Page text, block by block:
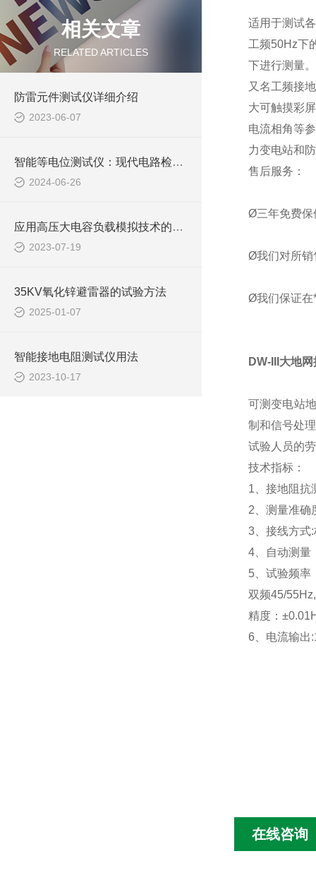
相关文章
RELATED ARTICLES
防雷元件测试仪详细介绍
2023-06-07
智能等电位测试仪：现代电路检测的得力助手
2024-06-26
应用高压大电容负载模拟技术的变频串联谐振耐压试验装置研究与实验验证
2023-07-19
35KV氧化锌避雷器的试验方法
2025-01-07
智能接地电阻测试仪用法
2023-10-17
适用于测试
工频50Hz下
下进行测量。
又名工频接
大可触摸彩
电流相角等
力变电站和
售后服务：
Ø三年免费保
Ø我们对所销
Ø我们保证在
DW-III大地
可测变电站
制和信号处
试验人员的
技术指标：
1、接地阻抗
2、测量准确
3、接线方式
4、自动测量
5、试验频率
双频45/
精度：
6、电流输出
在线咨询